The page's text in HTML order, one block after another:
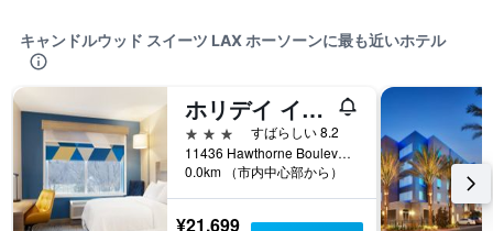
キャンドルウッド スイーツ LAX ホーソーンに最も近いホテル
ホリデイ イン エクスプレス ホテル & スイーツ ロサンゼルス エアポート ホーソーン
3つ星
すばらしい 8.2
11436 Hawthorne Boulevard, ホーソーン, CA, アメリカ合衆国
0.0km （市内中心部から）
¥21,699